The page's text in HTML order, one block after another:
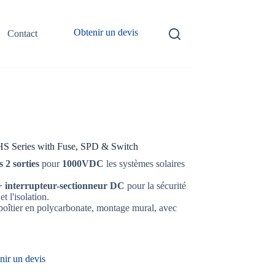
Contact Obtenir un devis
Series with Fuse, SPD & Switch
2 sortiespour 1000VDC les systèmes solaires
interrupteur-sectionneur DC pour la sécurité
l'isolation.
en polycarbonate, montage mural, avec
un devis